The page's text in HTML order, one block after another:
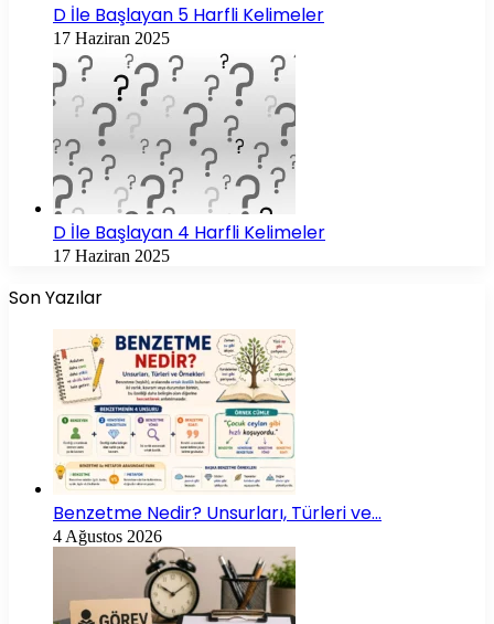
D İle Başlayan 5 Harfli Kelimeler
17 Haziran 2025
D İle Başlayan 4 Harfli Kelimeler
17 Haziran 2025
Son Yazılar
Benzetme Nedir? Unsurları, Türleri ve…
4 Ağustos 2026